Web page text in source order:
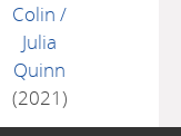
Colin /
Julia
Quinn
(2021)